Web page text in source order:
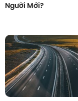
Người Mới?